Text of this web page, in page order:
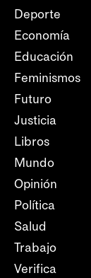
Deporte
Economía
Educación
Feminismos
Futuro
Justicia
Libros
Mundo
Opinión
Política
Salud
Trabajo
Verifica